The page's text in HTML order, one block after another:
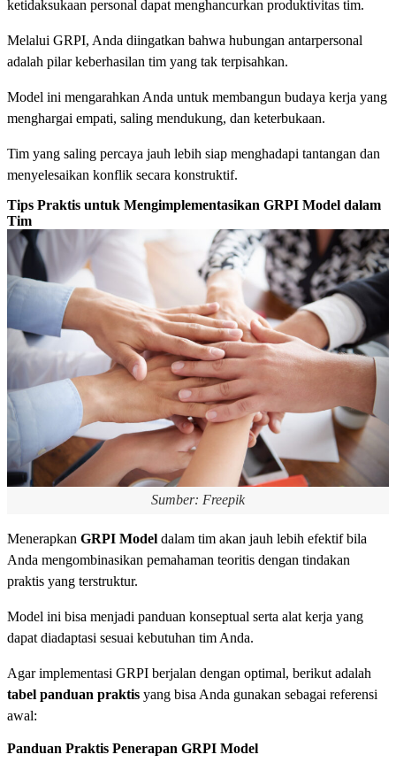
ketidaksukaan personal dapat menghancurkan produktivitas tim.
Melalui GRPI, Anda diingatkan bahwa hubungan antarpersonal
adalah pilar keberhasilan tim yang tak terpisahkan.
Model ini mengarahkan Anda untuk membangun budaya kerja yang
menghargai empati, saling mendukung, dan keterbukaan.
Tim yang saling percaya jauh lebih siap menghadapi tantangan dan
menyelesaikan konflik secara konstruktif.
Tips Praktis untuk Mengimplementasikan GRPI Model dalam
Tim
Sumber: Freepik
Menerapkan GRPI Model dalam tim akan jauh lebih efektif bila
Anda mengombinasikan pemahaman teoritis dengan tindakan
praktis yang terstruktur.
Model ini bisa menjadi panduan konseptual serta alat kerja yang
dapat diadaptasi sesuai kebutuhan tim Anda.
Agar implementasi GRPI berjalan dengan optimal, berikut adalah
tabel panduan praktis yang bisa Anda gunakan sebagai referensi
awal:
Panduan Praktis Penerapan GRPI Model